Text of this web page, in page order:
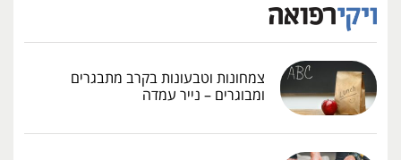
צמחונות וטבעונות בקרב מתבגרים
ומבוגרים – נייר עמדה